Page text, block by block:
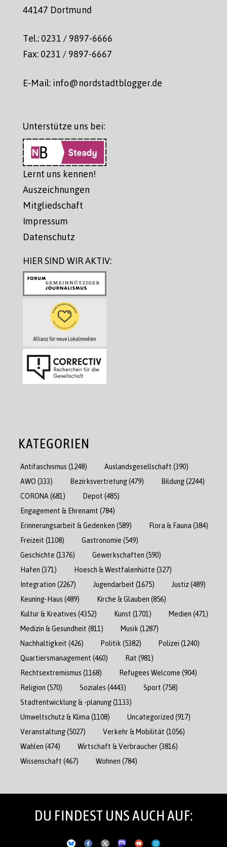
44147 Dortmund
Tel.: 0231 / 9897-6666
Fax: 0231 / 9897-6667
E-Mail: info@nordstadtblogger.de
Unterstütze uns bei:
Lernt uns kennen!
Auszeichnungen
Mitgliedschaft
Impressum
Datenschutz
HIER SIND WIR AKTIV:
KATEGORIEN
Antifaschismus (1248) Auslandsgesellschaft (390)
AWO (333) Bezirksvertretung(479) Bildung(2244)
CORONA (681) Depot (485)
Engagement & Ehrenamt (784)
Erinnerungsarbeit & Gedenken (589) Flora & Fauna (384)
Freizeit (1108) Gastronomie (549)
Geschichte (1376) Gewerkschaften (590)
Hafen (371) Hoesch & Westfalenhütte (327)
Integration (2267) Jugendarbeit (1675) Justiz(489)
Keuning-Haus (489) Kirche & Glauben (856)
Kultur & Kreatives (4352) Kunst (1701) Medien (471)
Medizin & Gesundheit (811) Musik (1287)
Nachhaltigkeit (426) Politik (5382) Polizei (1240)
Quartiersmanagement (460) Rat (981)
Rechtsextremismus (1168) Refugees Welcome (904)
Religion (570) Soziales (4443) Sport (758)
Stadtentwicklung & -planung(1133)
Umweltschutz & Klima (1108) Uncategorized (917)
Veranstaltung(5027) Verkehr & Mobilität (1056)
Wahlen (474) Wirtschaft & Verbraucher(3816)
Wissenschaft (467) Wohnen (784)
DU FINDEST UNS AUCH AUF: